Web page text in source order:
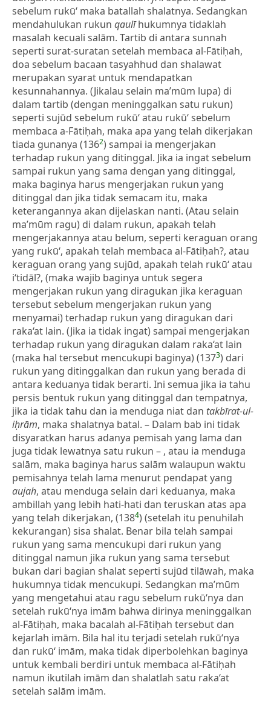
sebelum rukū‘ maka batallah shalatnya. Sedangkan
mendahulukan rukun qaulīhukumnya tidaklah
masalah kecuali salām. Tartib di antara sunnah
seperti surat-suratan setelah membaca al-Fātiḥah,
doa sebelum bacaan tasyahhud dan shalawat
merupakan syarat untuk mendapatkan
kesunnahannya. (Jikalau selain ma’mūm lupa) di
dalam tartib (dengan meninggalkan satu rukun)
seperti sujūd sebelum rukū‘ atau rukū‘ sebelum
membaca a-Fātiḥah, maka apa yang telah dikerjakan
tiada gunanya (1362) sampai ia mengerjakan
terhadap rukun yang ditinggal. Jika ia ingat sebelum
sampai rukun yang sama dengan yang ditinggal,
maka baginya harus mengerjakan rukun yang
ditinggal dan jika tidak semacam itu, maka
keterangannya akan dijelaskan nanti. (Atau selain
ma’mūm ragu) di dalam rukun, apakah telah
mengerjakannya atau belum, seperti keraguan orang
yang rukū‘, apakah telah membaca al-Fātiḥah?, atau
keraguan orang yang sujūd, apakah telah rukū‘ atau
i‘tidāl?, (maka wajib baginya untuk segera
mengerjakan rukun yang diragukan jika keraguan
tersebut sebelum mengerjakan rukun yang
menyamai) terhadap rukun yang diragukan dari
raka‘at lain. (Jika ia tidak ingat) sampai mengerjakan
terhadap rukun yang diragukan dalam raka‘at lain
(maka hal tersebut mencukupi baginya) (1373) dari
rukun yang ditinggalkan dan rukun yang berada di
antara keduanya tidak berarti. Ini semua jika ia tahu
persis bentuk rukun yang ditinggal dan tempatnya,
jika ia tidak tahu dan ia menduga niat dan takbīrat-ul-
iḥrām, maka shalatnya batal. – Dalam bab ini tidak
disyaratkan harus adanya pemisah yang lama dan
juga tidak lewatnya satu rukun – , atau ia menduga
salām, maka baginya harus salām walaupun waktu
pemisahnya telah lama menurut pendapat yang
aujah, atau menduga selain dari keduanya, maka
ambillah yang lebih hati-hati dan teruskan atas apa
yang telah dikerjakan, (1384) (setelah itu penuhilah
kekurangan) sisa shalat. Benar bila telah sampai
rukun yang sama mencukupi dari rukun yang
ditinggal namun jika rukun yang sama tersebut
bukan dari bagian shalat seperti sujūd tilāwah, maka
hukumnya tidak mencukupi. Sedangkan ma’mūm
yang mengetahui atau ragu sebelum rukū‘nya dan
setelah rukū‘nya imām bahwa dirinya meninggalkan
al-Fātiḥah, maka bacalah al-Fātiḥah tersebut dan
kejarlah imām. Bila hal itu terjadi setelah rukū‘nya
dan rukū‘ imām, maka tidak diperbolehkan baginya
untuk kembali berdiri untuk membaca al-Fātiḥah
namun ikutilah imām dan shalatlah satu raka‘at
setelah salām imām.